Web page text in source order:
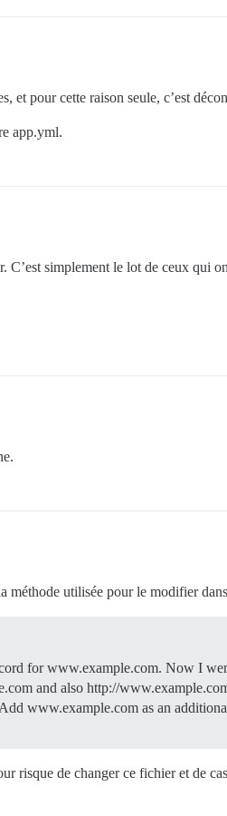
et pour cette raison seule, c’est
app.yml.
simplement le lot de ceux qui
méthode utilisée pour le modifier
for www.example.com. Now I
and also http://
www.example.com as an
risque de changer ce fichier et de